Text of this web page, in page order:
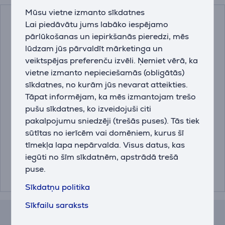
Mūsu vietne izmanto sīkdatnes
Lai piedāvātu jums labāko iespējamo
pārlūkošanas un iepirkšanās pieredzi, mēs
lūdzam jūs pārvaldīt mārketinga un
veiktspējas preferenču izvēli. Ņemiet vērā, ka
vietne izmanto nepieciešamās (obligātās)
sīkdatnes, no kurām jūs nevarat atteikties.
Tāpat informējam, ka mēs izmantojam trešo
pušu sīkdatnes, ko izveidojuši citi
pakalpojumu sniedzēji (trešās puses). Tās tiek
sūtītas no ierīcēm vai domēniem, kurus šī
tīmekļa lapa nepārvalda. Visus datus, kas
iegūti no šīm sīkdatnēm, apstrādā trešā
puse.
Sīkdatņu politika
Sīkfailu saraksts
JURA E6 Piano Black
(EC), melna - Kafijas
automāts
15437
Cena:
899.99 €
JURA ENA 8, melna -
Kafijas automāts
15493
Cena:
1199 €